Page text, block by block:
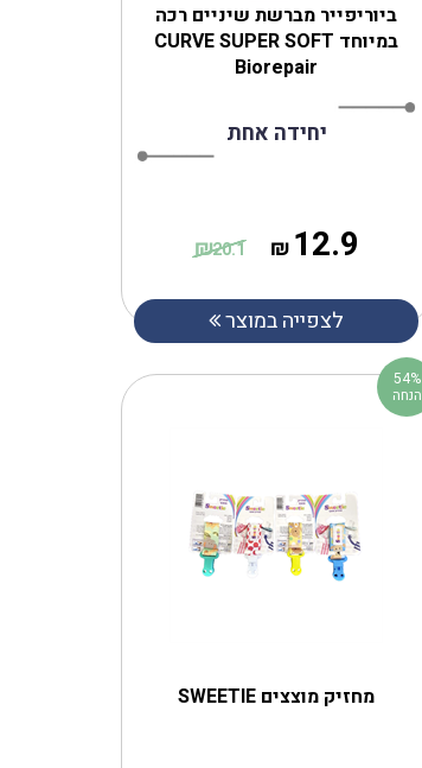
ביוריפייר מברשת שיניים רכה
במיוחד CURVE SUPER SOFT
Biorepair
יחידה אחת
12.9
₪
20.1
₪
לצפייה במוצר
מחזיק מוצצים SWEETIE
54%
הנחה